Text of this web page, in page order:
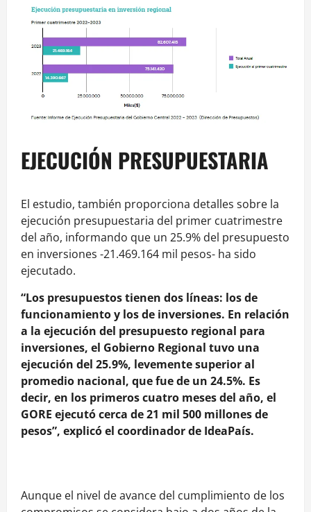
EJECUCIÓN PRESUPUESTARIA
El estudio, también proporciona detalles sobre la
ejecución presupuestaria del primer cuatrimestre
del año, informando que un 25.9% del presupuesto
en inversiones -21.469.164 mil pesos- ha sido
ejecutado.
“Los presupuestos tienen dos líneas: los de
funcionamiento y los de inversiones. En relación
a la ejecución del presupuesto regional para
inversiones, el Gobierno Regional tuvo una
ejecución del 25.9%, levemente superior al
promedio nacional, que fue de un 24.5%. Es
decir, en los primeros cuatro meses del año, el
GORE ejecutó cerca de 21 mil 500 millones de
pesos”, explicó el coordinador de IdeaPaís.
Aunque el nivel de avance del cumplimiento de los